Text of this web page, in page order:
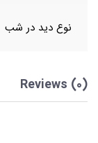
نوع دید در شب
Reviews (0)